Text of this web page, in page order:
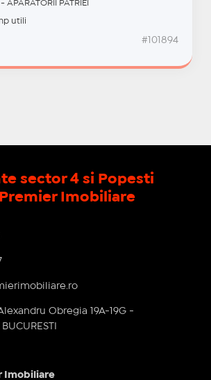
PATRIEI
utili
#101894
sector 4 si Popesti
Imobiliare
Obregia 19A-19G -
Imobiliare